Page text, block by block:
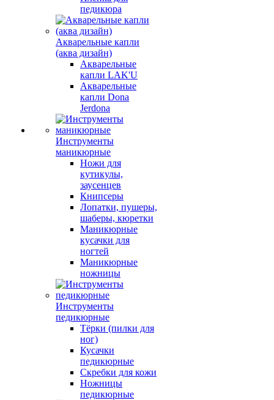
педикюра
Акварельные капли
(аква дизайн)
Акварельные
капли LAK'U
Акварельные
капли Dona
Jerdona
Инструменты
маникюрные
Ножи для
кутикулы,
заусенцев
Книпсеры
Лопатки, пушеры,
шаберы, кюретки
Маникюрные
кусачки для
ногтей
Маникюрные
ножницы
Инструменты
педикюрные
Тёрки (пилки для
ног)
Кусачки
педикюрные
Скребки для кожи
Ножницы
педикюрные